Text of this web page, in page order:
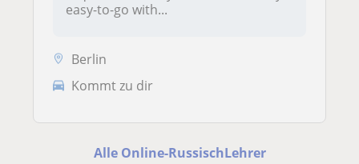
easy-to-go with...
Berlin
Kommt zu dir
Alle Online-RussischLehrer